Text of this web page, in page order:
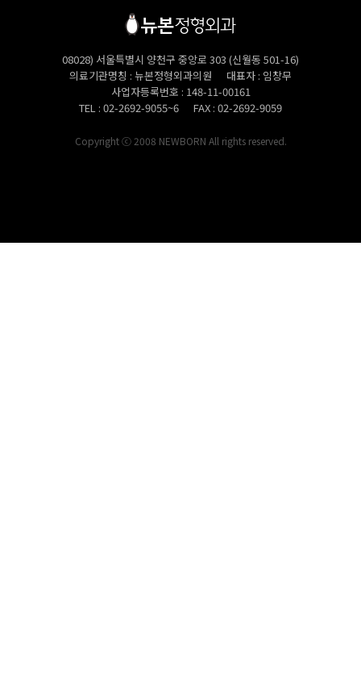
08028) 서울특별시 양천구 중앙로 303 (신월동 501-16)
의료기관명칭 뉴본정형외과의원 대표자 임창무
사업자등록번호 148-11-00161
TEL
02-2692-9055~6 FAX 02-2692-9059
Copyright ⓒ 2008 NEWBORN All rights reserved.